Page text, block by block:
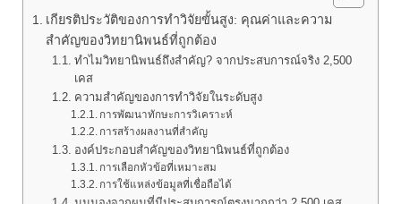
เกียรติประวัติของการทำวิจัยขั้นสูง: คุณค่าและความ
สำคัญของวิทยานิพนธ์ที่ถูกต้อง
ทำไมวิทยานิพนธ์ถึงสำคัญ? จากประสบการณ์จริง 2,500
เคส
ความสำคัญของการทำวิจัยในระดับสูง
การพัฒนาทักษะการวิเคราะห์
การสร้างผลงานที่สำคัญ
องค์ประกอบสำคัญของวิทยานิพนธ์ที่ถูกต้อง
การเลือกหัวข้อที่เหมาะสม
การใช้แหล่งข้อมูลที่เชื่อถือได้